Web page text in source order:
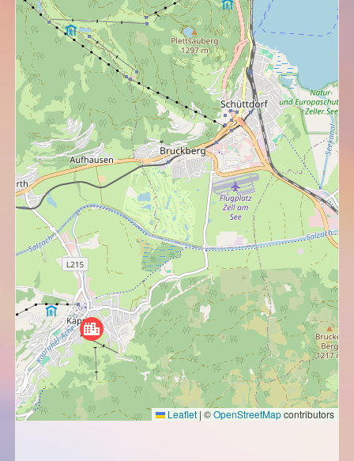
Leaflet | ©OpenStreetMapcontributors